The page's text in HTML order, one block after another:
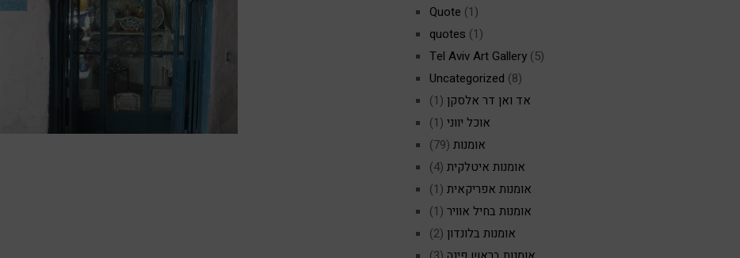
Quote (1)
quotes (1)
Tel Aviv Art Gallery (5)
Uncategorized (8)
אד ואן דר אלסקן (1)
אוכל יווני (1)
אומנות (79)
אומנות איטלקית (4)
אומנות אפריקאית (1)
אומנות בחיל אוויר (1)
אומנות בלונדון (2)